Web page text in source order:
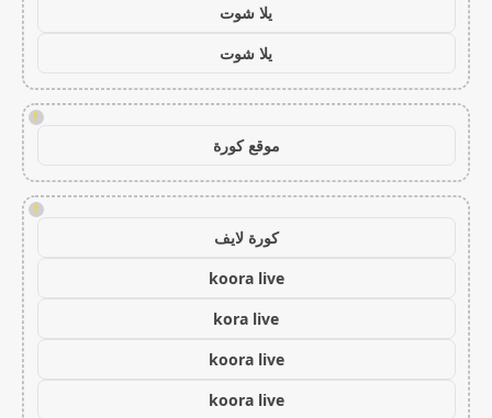
يلا شوت
يلا شوت
!
موقع كورة
!
كورة لايف
koora live
kora live
koora live
koora live